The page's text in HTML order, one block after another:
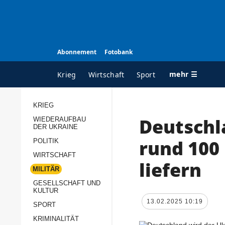
Abonnement Fotobank
Krieg Wirtschaft Sport mehr ☰
ALLE RUBRIKEN
Wiederaufbau der
Politik
Militär
KRIEG
WIEDERAUFBAU
DER UKRAINE
POLITIK
WIRTSCHAFT
MILITÄR
GESELLSCHAFT UND
KULTUR
SPORT
KRIMINALITÄT
rund
liefern
13.02.2025 10:19